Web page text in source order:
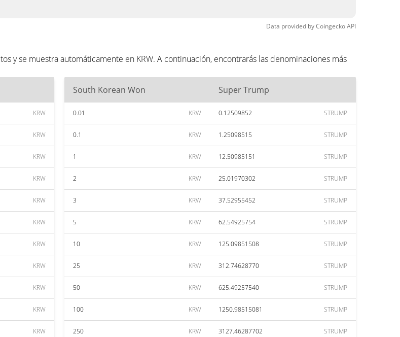
Data provided byCoingeckoAPI
y se muestra automáticamente en KRW. A continuación, encontrarás las denominaciones más
KRW
KRW
KRW
KRW
KRW
KRW
KRW
KRW
KRW
KRW
KRW
South Korean Won Super Trump
0.01 KRW 0.12509852 STRUMP
0.1 KRW 1.25098515 STRUMP
1 KRW 12.50985151 STRUMP
2 KRW 25.01970302 STRUMP
3 KRW 37.52955452 STRUMP
5 KRW 62.54925754 STRUMP
10 KRW 125.09851508 STRUMP
25 KRW 312.74628770 STRUMP
50 KRW 625.49257540 STRUMP
100 KRW 1250.98515081 STRUMP
250 KRW 3127.46287702 STRUMP